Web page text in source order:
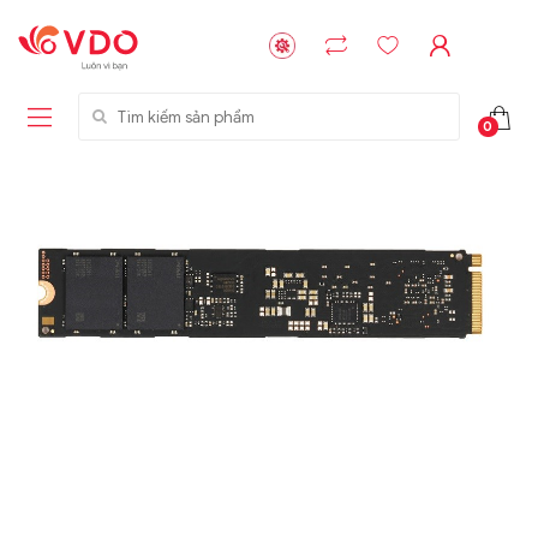
Tìm kiếm sản phẩm
0
NVMe™ SSD
Storage Micron -
64GB - 15.36TB
GIGABYTE
G593-ZD1 (rev.
AAX1)